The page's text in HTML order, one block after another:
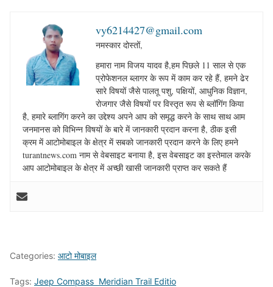
vy6214427@gmail.com
नमस्कार दोस्तों,
हमारा नाम विजय यादव है,हम पिछले 11 साल से एक
प्रोफेशनल ब्लागर के रूप में काम कर रहे हैं, हमने ढेर
सारे विषयों जैसे पालतू पशु, पक्षियों, आधुनिक विज्ञान,
रोजगार जैसे विषयों पर विस्तृत रूप से ब्लॉगिंग किया
है, हमारे ब्लागिंग करने का उद्देश्य अपने आप को समृद्ध करने के साथ साथ आम
जनमानस को विभिन्न विषयों के बारे में जानकारी प्रदान करना है, ठीक इसी
क्रम में आटोमोबाइल के क्षेत्र में सबको जानकारी प्रदान करने के लिए हमने
turantnews.com नाम से वेबसाइट बनाया है, इस वेबसाइट का इस्तेमाल करके
आप आटोमोबाइल के क्षेत्र में अच्छी खासी जानकारी प्राप्त कर सकते हैं
Categories: आटो मोबाइल
Tags: Jeep Compass Meridian Trail Editio